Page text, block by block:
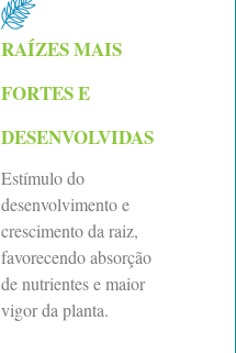
RAÍZES MAIS
FORTES E
DESENVOLVIDAS
Estímulo do
desenvolvimento e
crescimento da raiz,
favorecendo absorção
de nutrientes e maior
vigor da planta.